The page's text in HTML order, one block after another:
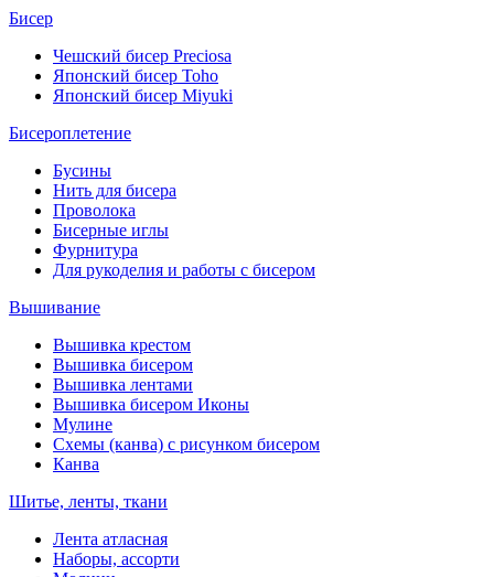
Бисер
Чешский бисер Preciosa
Японский бисер Toho
Японский бисер Miyuki
Бисероплетение
Бусины
Нить для бисера
Проволока
Бисерные иглы
Фурнитура
Для рукоделия и работы с бисером
Вышивание
Вышивка крестом
Вышивка бисером
Вышивка лентами
Вышивка бисером Иконы
Мулине
Схемы (канва) с рисунком бисером
Канва
Шитье, ленты, ткани
Лента атласная
Наборы, ассорти